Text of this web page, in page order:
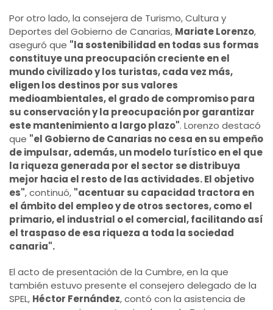
Por otro lado, la consejera de Turismo, Cultura y
Deportes del Gobierno de Canarias, Mariate Lorenzo,
aseguró que "la sostenibilidad en todas sus formas
constituye una preocupación creciente en el
mundo civilizado y los turistas, cada vez más,
eligen los destinos por sus valores
medioambientales, el grado de compromiso para
su conservación y la preocupación por garantizar
este mantenimiento a largo plazo". Lorenzo destacó
que "el Gobierno de Canarias no cesa en su empeño
de impulsar, además, un modelo turístico en el que
la riqueza generada por el sector se distribuya
mejor hacia el resto de las actividades. El objetivo
es", continuó, "acentuar su capacidad tractora en
el ámbito del empleo y de otros sectores, como el
primario, el industrial o el comercial, facilitando así
el traspaso de esa riqueza a toda la sociedad
canaria".
El acto de presentación de la Cumbre, en la que
también estuvo presente el consejero delegado de la
SPEL, Héctor Fernández, contó con la asistencia de